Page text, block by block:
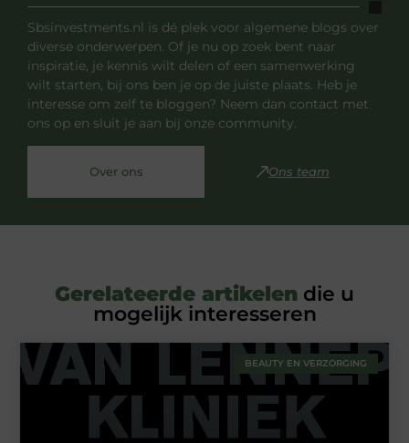
Sbsinvestments.nl is dé plek voor algemene blogs over
diverse onderwerpen. Of je nu op zoek bent naar
inspiratie, je kennis wilt delen of een samenwerking
wilt starten, bij ons ben je op de juiste plaats. Heb je
interesse om zelf te bloggen? Neem dan contact met
ons op en sluit je aan bij onze community.
Over ons Ons team
Gerelateerde artikelen die u
mogelijk interesseren
BEAUTY EN VERZORGING